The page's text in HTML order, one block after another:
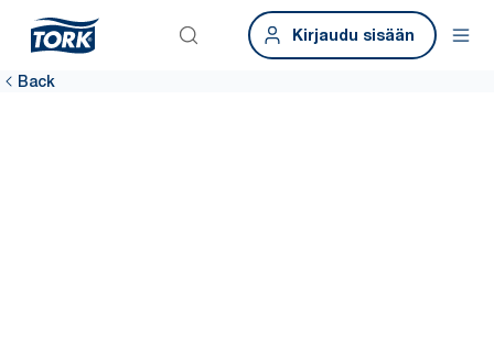
Kirjaudu sisään
Back